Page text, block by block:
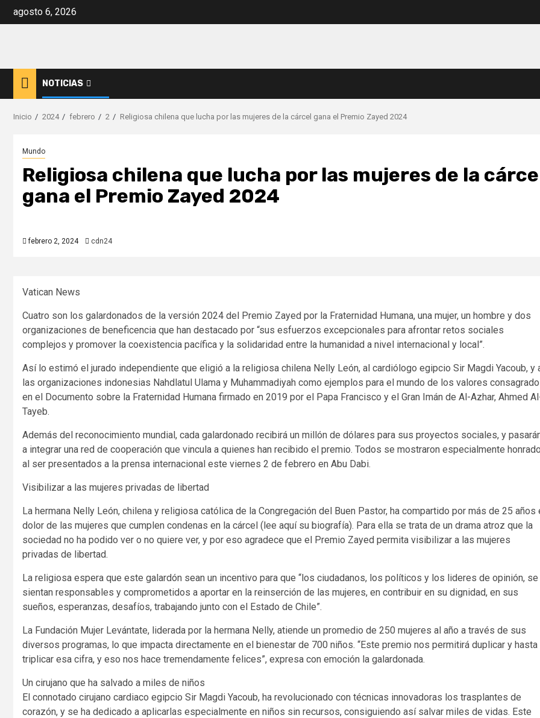
agosto 6, 2026
NOTICIAS
Inicio 2024 febrero 2 Religiosa chilena que lucha por las mujeres de la cárcel gana el Premio Zayed 2024
Mundo
Religiosa chilena que lucha por las mujeres de la
gana el Premio Zayed 2024
febrero 2, 2024 cdn24
Vatican News
Cuatro son los galardonados de la versión 2024 del Premio Zayed por la Fraternidad Humana, una mujer, un hombre y dos
organizaciones de beneficencia que han destacado por “sus esfuerzos excepcionales para afrontar retos sociales
complejos y promover la coexistencia pacífica y la solidaridad entre la humanidad a nivel internacional y local”.
Así lo estimó el jurado independiente que eligió a la religiosa chilena Nelly León, al cardiólogo egipcio Sir Magdi Yacoub, y
las organizaciones indonesias Nahdlatul Ulama y Muhammadiyah como ejemplos para el mundo de los valores
en el Documento sobre la Fraternidad Humana firmado en 2019 por el Papa Francisco y el Gran Imán de Al-Azhar, Ahmed
Tayeb.
Además del reconocimiento mundial, cada galardonado recibirá un millón de dólares para sus proyectos sociales, y
a integrar una red de cooperación que vincula a quienes han recibido el premio. Todos se mostraron especialmente
al ser presentados a la prensa internacional este viernes 2 de febrero en Abu Dabi.
Visibilizar a las mujeres privadas de libertad
La hermana Nelly León, chilena y religiosa católica de la Congregación del Buen Pastor, ha compartido por más de 25 años
dolor de las mujeres que cumplen condenas en la cárcel (lee aquí su biografía). Para ella se trata de un drama atroz que la
sociedad no ha podido ver o no quiere ver, y por eso agradece que el Premio Zayed permita visibilizar a las mujeres
privadas de libertad.
La religiosa espera que este galardón sean un incentivo para que “los ciudadanos, los políticos y los lideres de opinión, se
sientan responsables y comprometidos a aportar en la reinserción de las mujeres, en contribuir en su dignidad, en sus
sueños, esperanzas, desafíos, trabajando junto con el Estado de Chile”.
La Fundación Mujer Levántate, liderada por la hermana Nelly, atiende un promedio de 250 mujeres al año a través de sus
diversos programas, lo que impacta directamente en el bienestar de 700 niños. “Este premio nos permitirá duplicar y hasta
triplicar esa cifra, y eso nos hace tremendamente felices”, expresa con emoción la galardonada.
Un cirujano que ha salvado a miles de niños
El connotado cirujano cardiaco egipcio Sir Magdi Yacoub, ha revolucionado con técnicas innovadoras los trasplantes de
corazón, y se ha dedicado a aplicarlas especialmente en niños sin recursos, consiguiendo así salvar miles de vidas. Este